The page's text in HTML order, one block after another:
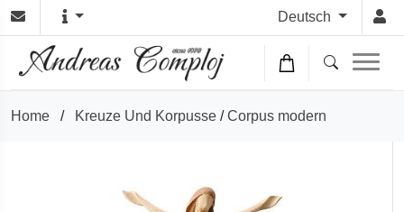
Deutsch
Home / Kreuze Und Korpusse / Corpus modern